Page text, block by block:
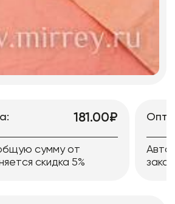
181.00₽
сумму от
скидка 5%